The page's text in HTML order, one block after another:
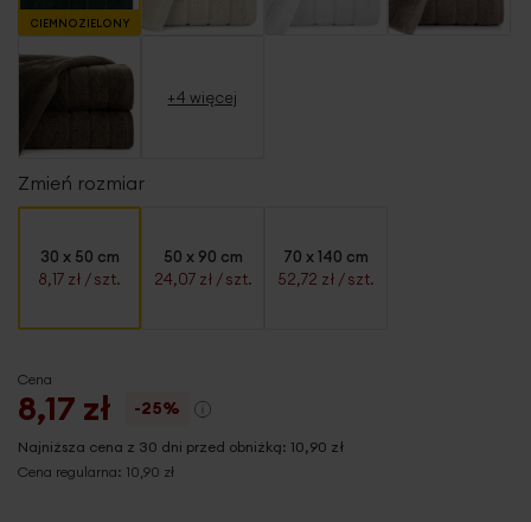
CIEMNOZIELONY
+4 więcej
Zmień rozmiar
30 x 50 cm
8,17 zł / szt.
50 x 90 cm
24,07 zł / szt.
70 x 140 cm
52,72 zł / szt.
Cena
8,17 zł -25%
Najniższa cena z 30 dni przed obniżką: 10,90 zł
Cena regularna: 10,90 zł